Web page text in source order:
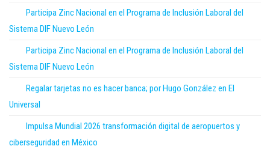
Participa Zinc Nacional en el Programa de Inclusión Laboral del
Sistema DIF Nuevo León
Participa Zinc Nacional en el Programa de Inclusión Laboral del
Sistema DIF Nuevo León
Regalar tarjetas no es hacer banca; por Hugo González en El
Universal
Impulsa Mundial 2026 transformación digital de aeropuertos y
ciberseguridad en México